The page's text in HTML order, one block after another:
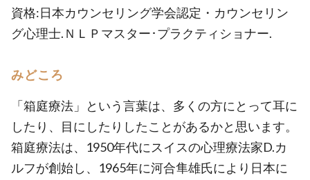
資格:日本カウンセリング学会認定・カウンセリン
グ心理士.ＮＬＰマスター･プラクティショナー.
みどころ
「箱庭療法」という言葉は、多くの方にとって耳に
したり、目にしたりしたことがあるかと思います。
箱庭療法は、1950年代にスイスの心理療法家D.カ
ルフが創始し、1965年に河合隼雄氏により日本に